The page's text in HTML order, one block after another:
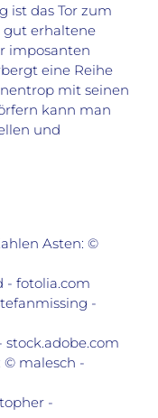
ist das Tor zum
gut erhaltene
imposanten
eine Reihe
mit seinen
kann man
und
Asten: ©
- fotolia.com
-
© malesch -
-